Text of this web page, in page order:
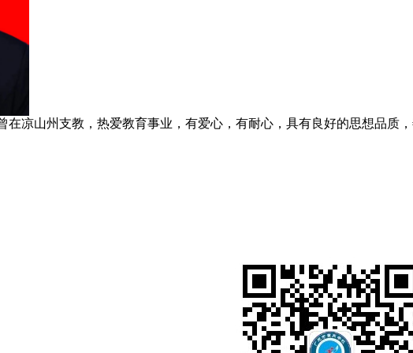
在凉山州支教，热爱教育事业，有爱心，有耐心，具有良好的思想品质